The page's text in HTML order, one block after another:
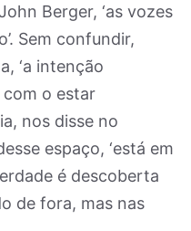
Berger, ‘as vozes
Sem confundir,
‘a intenção
o estar
nos disse no
espaço, ‘está em
é descoberta
de fora, mas nas